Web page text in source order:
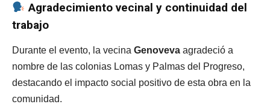
Agradecimiento vecinal y continuidad del
trabajo
Durante el evento, la vecina Genoveva agradeció a
nombre de las colonias Lomas y Palmas del Progreso,
destacando el impacto social positivo de esta obra en la
comunidad.